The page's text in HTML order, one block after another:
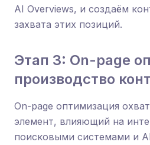
AI Overviews, и создаём
захвата этих позиций.
Этап 3: On-page
производство
On-page оптимизация
элемент, влияющий на
поисковыми системами и